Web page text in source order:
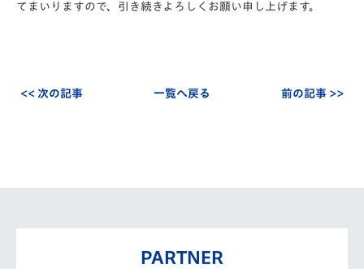
てまいりますので、引き続きよろしくお願い申し上げます。
<< 次の記事 一覧へ戻る 前の記事 >>
PARTNER